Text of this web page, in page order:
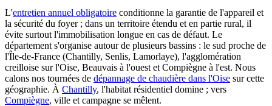
L'entretien annuel obligatoire conditionne la garantie de l'appareil et
la sécurité du foyer ; dans un territoire étendu et en partie rural, il
évite surtout l'immobilisation longue en cas de défaut. Le
département s'organise autour de plusieurs bassins : le sud proche de
l'Île-de-France (Chantilly, Senlis, Lamorlaye), l'agglomération
creilloise sur l'Oise, Beauvais à l'ouest et Compiègne à l'est. Nous
calons nos tournées de dépannage de chaudière dans l'Oise sur cette
géographie. À Chantilly, l'habitat résidentiel domine ; vers
Compiègne, ville et campagne se mêlent.